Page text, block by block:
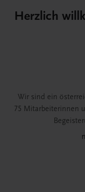
Herzlich
Wir sind ein
75 Mitarbeiterinnen